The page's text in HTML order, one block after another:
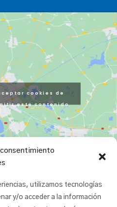
utilizamos tecnologías
y/o acceder a la información
cookies de
este contenido